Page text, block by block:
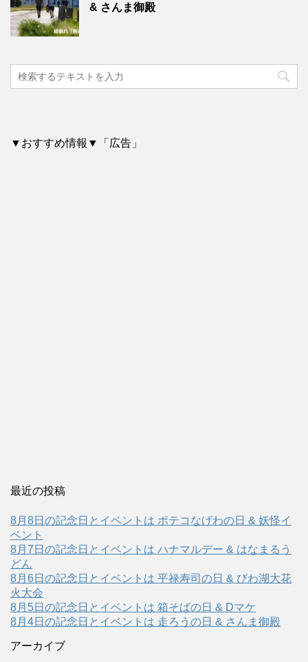
& さんま御殿
▼おすすめ情報▼「広告」
最近の投稿
8月8日の記念日とイベントは ポテコなげわの日 & 妖怪イ
ベント
8月7日の記念日とイベントは ハナマルデー & はなまるう
どん
8月6日の記念日とイベントは 平禄寿司の日 & びわ湖大花
火大会
8月5日の記念日とイベントは 箱そばの日 & Dマケ
8月4日の記念日とイベントは 走ろうの日 & さんま御殿
アーカイブ